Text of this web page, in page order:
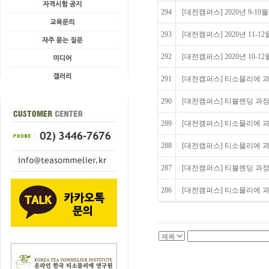
294 [대전캠퍼스] 2020년 9-10
293 [대전캠퍼스] 2020년 11-
292 [대전캠퍼스] 2020년 10-
291 [대전캠퍼스] 티소믈리에
290 [대전캠퍼스] 티블렌딩 과
289 [대전캠퍼스] 티소믈리에
288 [대전캠퍼스] 티소믈리에
287 [대전캠퍼스] 티블렌딩 과
286 [대전캠퍼스] 티소믈리에